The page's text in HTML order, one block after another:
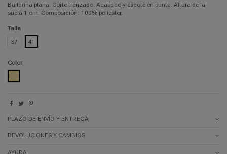
Bailarina plana. Corte trenzado. Acabado y escote en punta. Altura de la
suela 1 cm. Composición: 100% poliester.
Talla
37
41
Color
PLAZO DE ENVÍO Y ENTREGA
DEVOLUCIONES Y CAMBIOS
AYUDA